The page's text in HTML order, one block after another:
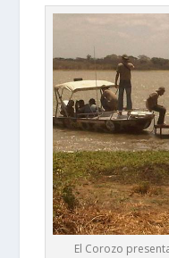
El Corozo